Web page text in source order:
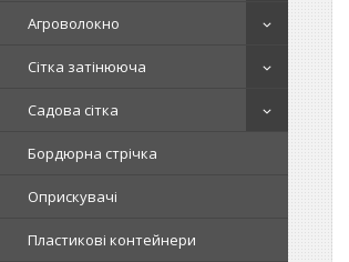
Агроволокно
Сітка затінююча
Садова сітка
Бордюрна стрічка
Оприскувачі
Пластикові контейнери